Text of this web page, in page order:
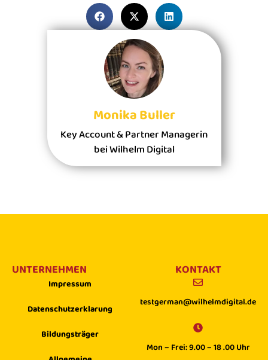
Monika Buller
Key Account & Partner Managerin
bei Wilhelm Digital
UNTERNEHMEN
Impressum
Datenschutzerklarung
Bildungsträger
KONTAKT
testgerman@wilhelmdigital.de
Mon – Frei: 9.00 – 18 .00 Uhr